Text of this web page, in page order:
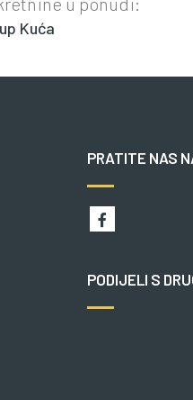
Kuća
PRATITE NAS
PODIJELI S